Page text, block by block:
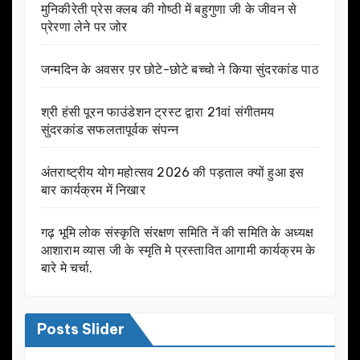
मुनिकीरेती प्रेस क्लब की गोष्ठी में बहुगुणा जी के जीवन से
प्रेरणा लेने पर जोर
जन्मदिन के अवसर प़र छोटे-छोटे बच्चो ने किया सुंदरकांड पाठ
श्री हंसी पूरन फाउंडेशन ट्रस्ट द्वारा 21वां संगीतमय
सुंदरकांड सफलतापूर्वक संपन्न
अंतराष्ट्रीय योग महोत्सव 2026 की पड़ताल क्यों हुआ इस
बार कार्यक्रम में निखार
गढ़ भूमि लोक संस्कृति संरक्षण समिति नें की समिति के अध्यक्ष
आशाराम व्यास जी के स्मृति मे प्रस्तावित आगामी कार्यक्रम के
बारे मे चर्चा.
Posts Slider